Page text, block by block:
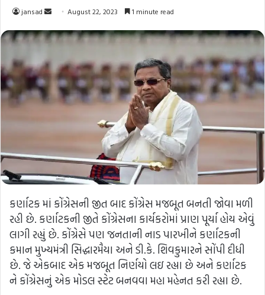
jansad
Send
email
August 22, 2023 1 minute read
કર્ણાટક માં કોંગ્રેસની જીત બાદ કોંગ્રેસ મજબૂત બનતી જોવા મળી
રહી છે. કર્ણાટકની જીતે કોંગ્રેસના કાર્યકરોમાં પ્રાણ પૂર્યા હોય એવું
લાગી રહ્યું છે. કોંગ્રેસે પણ જનતાની નાડ પારખીને કર્ણાટકની
કમાન મુખ્યમંત્રી સિદ્ધારમૈયા અને ડી.કે. શિવકુમારને સોંપી દીધી
છે. જે એકબાદ એક મજબૂત નિર્ણયો લઇ રહ્યા છે અને કર્ણાટક
ને કોંગ્રેસનું એક મોડલ સ્ટેટ બનવવા મહા મહેનત કરી રહ્યા છે.